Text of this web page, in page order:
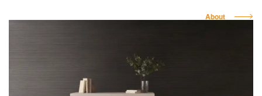
About